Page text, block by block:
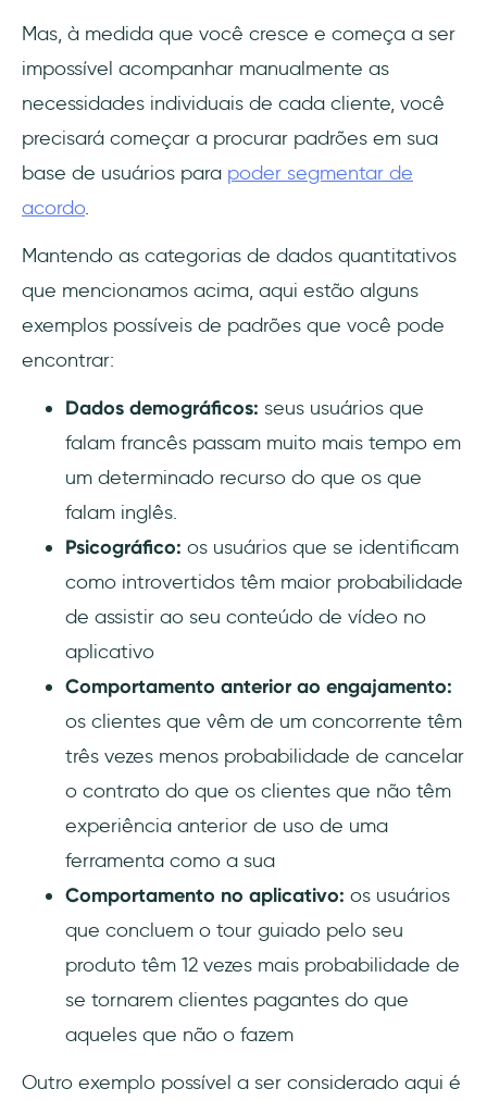
Mas, à medida que você cresce e começa a ser
impossível acompanhar manualmente as
necessidades individuais de cada cliente, você
precisará começar a procurar padrões em sua
base de usuários para poder segmentar de
acordo.
Mantendo as categorias de dados quantitativos
que mencionamos acima, aqui estão alguns
exemplos possíveis de padrões que você pode
encontrar:
Dados demográficos: seus usuários que
falam francês passam muito mais tempo em
um determinado recurso do que os que
falam inglês.
Psicográfico: os usuários que se identificam
como introvertidos têm maior probabilidade
de assistir ao seu conteúdo de vídeo no
aplicativo
Comportamento anterior ao engajamento:
os clientes que vêm de um concorrente têm
três vezes menos probabilidade de cancelar
o contrato do que os clientes que não têm
experiência anterior de uso de uma
ferramenta como a sua
Comportamento no aplicativo: os usuários
que concluem o tour guiado pelo seu
produto têm 12 vezes mais probabilidade de
se tornarem clientes pagantes do que
aqueles que não o fazem
Outro exemplo possível a ser considerado aqui é